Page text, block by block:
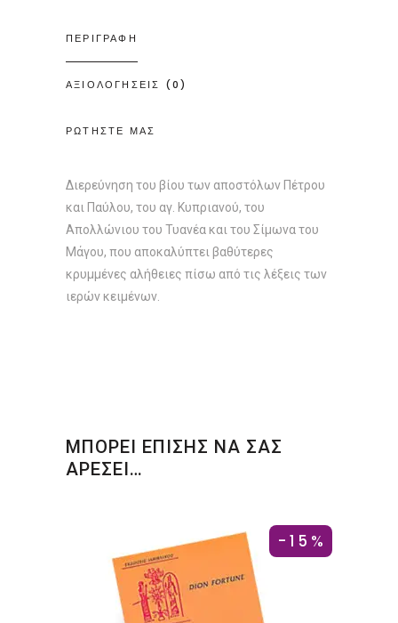
ΠΕΡΙΓΡΑΦΗ
ΑΞΙΟΛΟΓΗΣΕΙΣ (0)
ΡΩΤΗΣΤΕ ΜΑΣ
Διερεύνηση του βίου των αποστόλων Πέτρου
και Παύλου, του αγ. Κυπριανού, του
Απολλώνιου του Τυανέα και του Σίμωνα του
Μάγου, που αποκαλύπτει βαθύτερες
κρυμμένες αλήθειες πίσω από τις λέξεις των
ιερών κειμένων.
ΜΠΟΡΕΙ ΕΠΙΣΗΣ ΝΑ ΣΑΣ
ΑΡΕΣΕΙ…
-15%